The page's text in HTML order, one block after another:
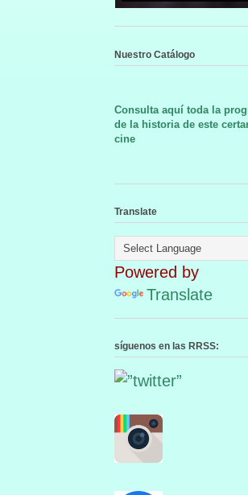
Nuestro Catálogo
Consulta aquí toda la
de la historia de este
cine
Translate
Powered by
Translate
síguenos en las RRSS: